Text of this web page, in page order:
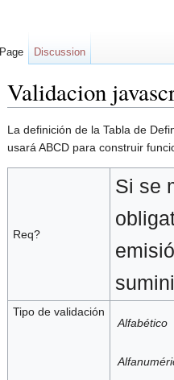
Validacion
La definición de la Tabla de
usará ABCD para construir
Req?
Si se
Tipo de validación
Alfabético
Page Discussion